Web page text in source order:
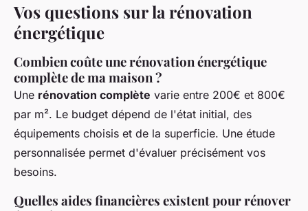
Vos questions sur la rénovation
énergétique
Combien coûte une rénovation énergétique
complète de ma maison ?
Une rénovation complète varie entre 200€ et 800€
par m². Le budget dépend de l'état initial, des
équipements choisis et de la superficie. Une étude
personnalisée permet d'évaluer précisément vos
besoins.
Quelles aides financières existent pour rénover